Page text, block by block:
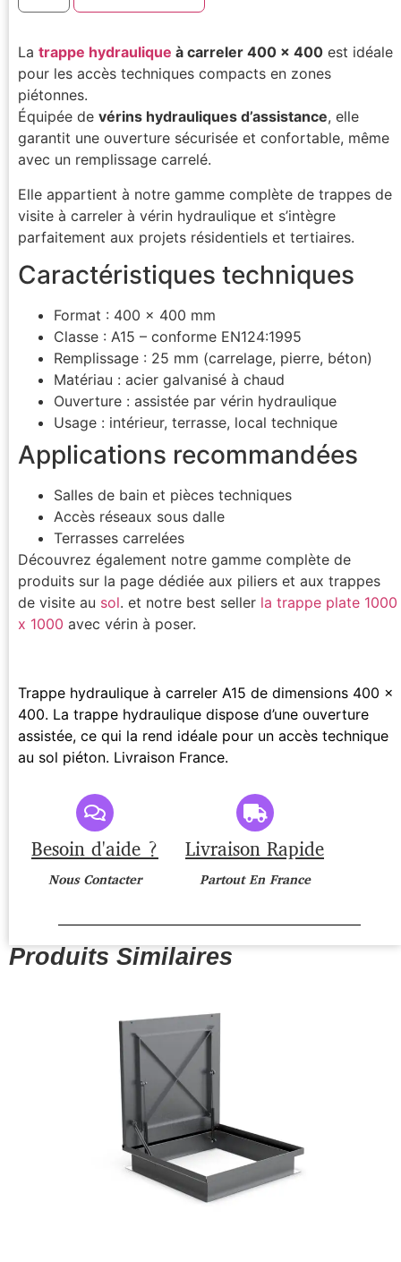
La trappe hydraulique à carreler 400 x 400 est idéale
pour les accès techniques compacts en zones
piétonnes.
Équipée de vérins hydrauliques d’assistance, elle
garantit une ouverture sécurisée et confortable, même
avec un remplissage carrelé.
Elle appartient à notre gamme complète de trappes de
visite à carreler à vérin hydraulique et s’intègre
parfaitement aux projets résidentiels et tertiaires.
Caractéristiques techniques
Format : 400 x 400 mm
Classe : A15 – conforme EN124:1995
Remplissage : 25 mm (carrelage, pierre, béton)
Matériau : acier galvanisé à chaud
Ouverture : assistée par vérin hydraulique
Usage : intérieur, terrasse, local technique
Applications recommandées
Salles de bain et pièces techniques
Accès réseaux sous dalle
Terrasses carrelées
Découvrez également notre gamme complète de
produits sur la page dédiée aux piliers et aux trappes
de visite au sol. et notre best seller la trappe plate 1000
x 1000 avec vérin à poser.
Trappe hydraulique à carreler A15 de dimensions 400 x
400. La trappe hydraulique dispose d’une ouverture
assistée, ce qui la rend idéale pour un accès technique
au sol piéton. Livraison France.
Besoin d'aide ?
Nous Contacter
Livraison Rapide
Partout En France
Produits Similaires